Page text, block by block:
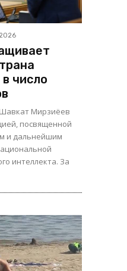
число
Мирзиёев
посвященной
и дальнейшим
интеллекта. За